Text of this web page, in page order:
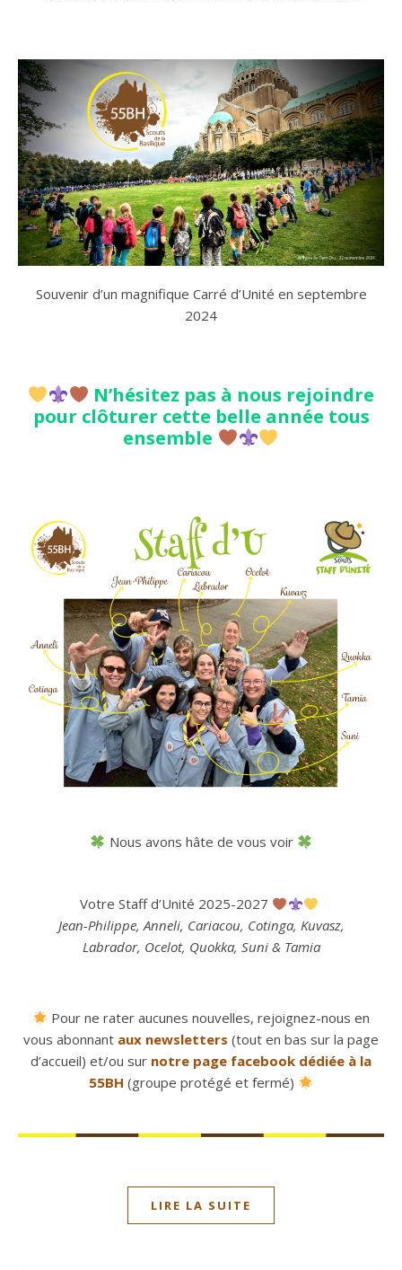
Souvenir d’un magnifique Carré d’Unité en septembre
2024
N’hésitez pas à nous rejoindre
pour clôturer cette belle année tous
ensemble
Nous avons hâte de vous voir
Votre Staff d’Unité 2025-2027
Jean-Philippe, Anneli, Cariacou, Cotinga, Kuvasz,
Labrador, Ocelot, Quokka, Suni & Tamia
Pour ne rater aucunes nouvelles, rejoignez-nous en
vous abonnant aux newsletters (tout en bas sur la page
d’accueil) et/ou sur notre page facebook dédiée à la
55BH (groupe protégé et fermé)
LIRE LA SUITE